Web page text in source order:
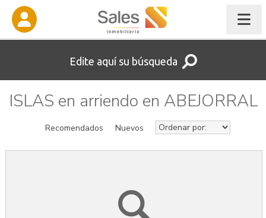
Edite aquí su búsqueda
ISLAS en arriendo en ABEJORRAL
Recomendados Nuevos